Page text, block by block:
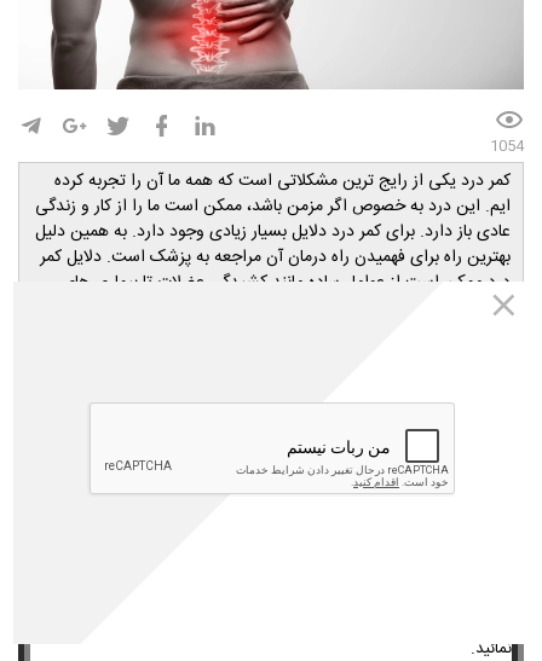
1054
کمر درد یکی از رایج ترین مشکلاتی است که همه ما آن را تجربه کرده
ایم. این درد به خصوص اگر مزمن باشد، ممکن است ما را از کار و زندگی
عادی باز دارد. برای کمر درد دلایل بسیار زیادی وجود دارد. به همین دلیل
بهترین راه برای فهمیدن راه درمان آن مراجعه به پزشک است. دلایل کمر
درد ممکن است از عوامل ساده مانند کشیدگی عضلات تا بیماری های
زمینه ای مانند
درمان کمر درد توضیح دهیم.
داروخانه اینترنتی مهتاطب
نمائید.